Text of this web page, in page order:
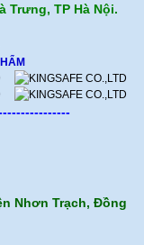
Trưng, TP Hà Nội.
Nhơn Trạch, Đồng